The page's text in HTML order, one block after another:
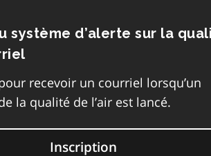
système d’alerte sur la
recevoir un courriel lorsqu’un
la qualité de l’air est lancé.
Inscription